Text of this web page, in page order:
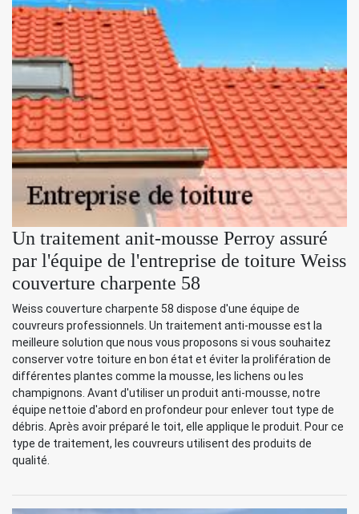
Un traitement anit-mousse Perroy assuré
par l'équipe de l'entreprise de toiture Weiss
couverture charpente 58
Weiss couverture charpente 58 dispose d'une équipe de
couvreurs professionnels. Un traitement anti-mousse est la
meilleure solution que nous vous proposons si vous souhaitez
conserver votre toiture en bon état et éviter la prolifération de
différentes plantes comme la mousse, les lichens ou les
champignons. Avant d'utiliser un produit anti-mousse, notre
équipe nettoie d'abord en profondeur pour enlever tout type de
débris. Après avoir préparé le toit, elle applique le produit. Pour ce
type de traitement, les couvreurs utilisent des produits de
qualité.